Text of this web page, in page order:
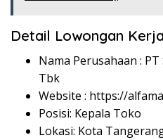
Detail Lowongan Kerja
Nama Perusahaan :
Tbk
Website : https://
Posisi: Kepala Toko
Lokasi: Kota